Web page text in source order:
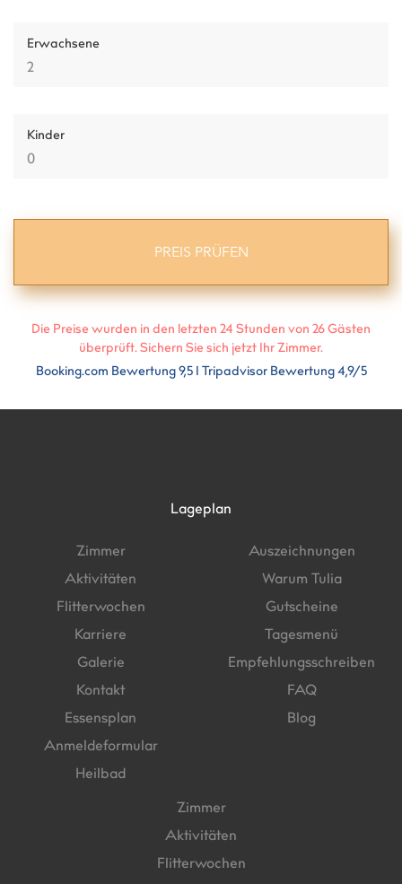
Erwachsene
Kinder
Die Preise wurden in den letzten 24 Stunden von 26 Gästen
überprüft. Sichern Sie sich jetzt Ihr Zimmer.
Booking.com Bewertung 9,5 I Tripadvisor Bewertung 4,9/5
Lageplan
Zimmer
Aktivitäten
Flitterwochen
Karriere
Galerie
Kontakt
Essensplan
Anmeldeformular
Heilbad
Auszeichnungen
Warum Tulia
Gutscheine
Tagesmenü
Empfehlungsschreiben
FAQ
Blog
Zimmer
Aktivitäten
Flitterwochen